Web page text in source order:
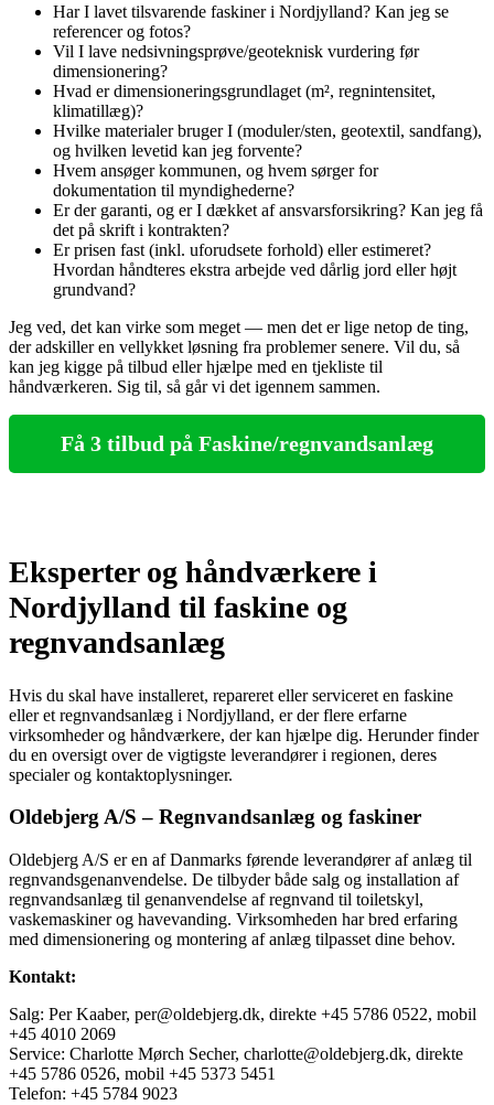
Har I lavet tilsvarende faskiner i Nordjylland? Kan jeg se
referencer og fotos?
Vil I lave nedsivningsprøve/geoteknisk vurdering før
dimensionering?
Hvad er dimensioneringsgrundlaget (m², regnintensitet,
klimatillæg)?
Hvilke materialer bruger I (moduler/sten, geotextil, sandfang),
og hvilken leve­tid kan jeg forvente?
Hvem ansøger kommunen, og hvem sørger for
dokumentation til myndighederne?
Er der garanti, og er I dækket af ansvarsforsikring? Kan jeg få
det på skrift i kontrakten?
Er prisen fast (inkl. uforudsete forhold) eller estimeret?
Hvordan håndteres ekstra arbejde ved dårlig jord eller højt
grundvand?
Jeg ved, det kan virke som meget — men det er lige netop de ting,
der adskiller en vellykket løsning fra problemer senere. Vil du, så
kan jeg kigge på tilbud eller hjælpe med en tjekliste til
håndværkeren. Sig til, så går vi det igennem sammen.
Få 3 tilbud på Faskine/regnvandsanlæg
Eksperter og håndværkere i
Nordjylland til faskine og
regnvandsanlæg
Hvis du skal have installeret, repareret eller serviceret en faskine
eller et regnvandsanlæg i Nordjylland, er der flere erfarne
virksomheder og håndværkere, der kan hjælpe dig. Herunder finder
du en oversigt over de vigtigste leverandører i regionen, deres
specialer og kontaktoplysninger.
Oldebjerg A/S – Regnvandsanlæg og faskiner
Oldebjerg A/S er en af Danmarks førende leverandører af anlæg til
regnvandsgenanvendelse. De tilbyder både salg og installation af
regnvandsanlæg til genanvendelse af regnvand til toiletskyl,
vaskemaskiner og havevanding. Virksomheden har bred erfaring
med dimensionering og montering af anlæg tilpasset dine behov.
Kontakt:
Salg: Per Kaaber, per@oldebjerg.dk, direkte +45 5786 0522, mobil
+45 4010 2069
Service: Charlotte Mørch Secher, charlotte@oldebjerg.dk, direkte
+45 5786 0526, mobil +45 5373 5451
Telefon: +45 5784 9023